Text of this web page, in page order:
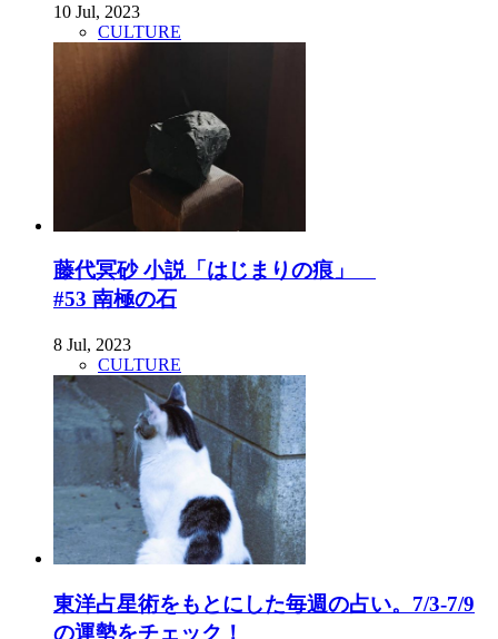
10 Jul, 2023
CULTURE
藤代冥砂 小説「はじまりの痕」
#53 南極の石
8 Jul, 2023
CULTURE
東洋占星術をもとにした毎週の占い。7/3-7/9
の運勢をチェック！